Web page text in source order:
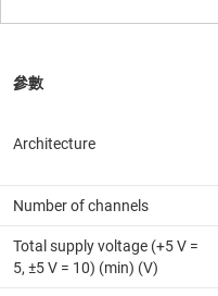
Architecture
Number of channels
Total supply voltage (+5 V =
5, ±5 V = 10) (min) (V)